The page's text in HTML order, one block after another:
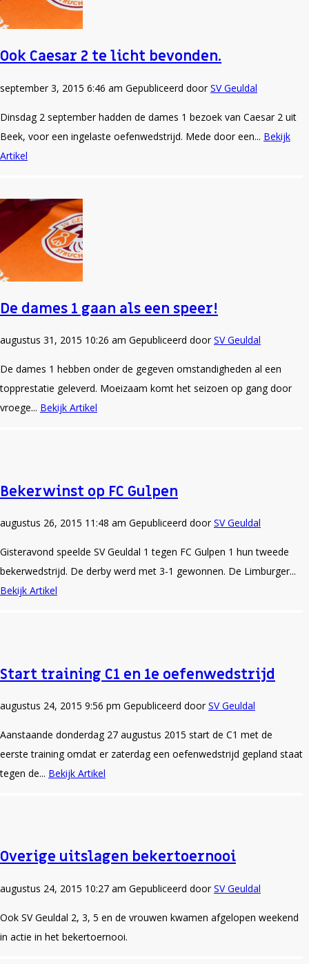
Ook Caesar 2 te licht bevonden.
september 3, 2015 6:46 am Gepubliceerd doorSV Geuldal
Dinsdag 2 september hadden de dames 1 bezoek van Caesar 2 uit
Beek, voor een ingelaste oefenwedstrijd. Mede door een... Bekijk
Artikel
De dames 1 gaan als een speer!
augustus 31, 2015 10:26 am Gepubliceerd doorSV Geuldal
De dames 1 hebben onder de gegeven omstandigheden al een
topprestatie geleverd. Moeizaam komt het seizoen op gang door
vroege... Bekijk Artikel
Bekerwinst op FC Gulpen
augustus 26, 2015 11:48 am Gepubliceerd doorSV Geuldal
Gisteravond speelde SV Geuldal 1 tegen FC Gulpen 1 hun tweede
bekerwedstrijd. De derby werd met 3-1 gewonnen. De Limburger...
Bekijk Artikel
Start training C1 en 1e oefenwedstrijd
augustus 24, 2015 9:56 pm Gepubliceerd doorSV Geuldal
Aanstaande donderdag 27 augustus 2015 start de C1 met de
eerste training omdat er zaterdag een oefenwedstrijd gepland staat
tegen de... Bekijk Artikel
Overige uitslagen bekertoernooi
augustus 24, 2015 10:27 am Gepubliceerd doorSV Geuldal
Ook SV Geuldal 2, 3, 5 en de vrouwen kwamen afgelopen weekend
in actie in het bekertoernooi.